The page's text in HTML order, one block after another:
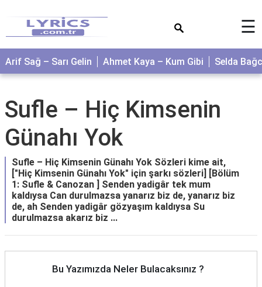
☰
Arif Sağ – Sarı Gelin Ahmet Kaya – Kum Gibi Selda
Sufle – Hiç Kimsenin
Günahı Yok
Sufle – Hiç Kimsenin Günahı Yok Sözleri kime ait,
["Hiç Kimsenin Günahı Yok" için şarkı sözleri] [Bölüm
1: Sufle & Canozan ] Senden yadigâr tek mum
kaldıysa Can durulmazsa yanarız biz de, yanarız biz
de, ah Senden yadigâr gözyaşım kaldıysa Su
durulmazsa akarız biz ...
Bu Yazımızda Neler Bulacaksınız ?